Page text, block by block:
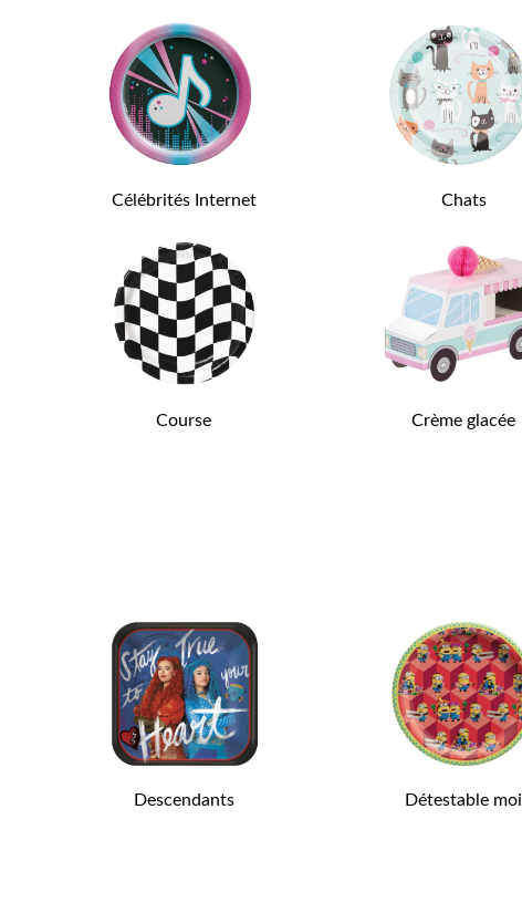
Célébrités Internet Chats
Course Crème glacée
Descendants Détestable moi